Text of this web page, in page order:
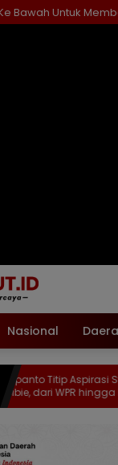
Bawah Untuk
Nasional
Aspirasi Strategis ke
hingga Relokasi